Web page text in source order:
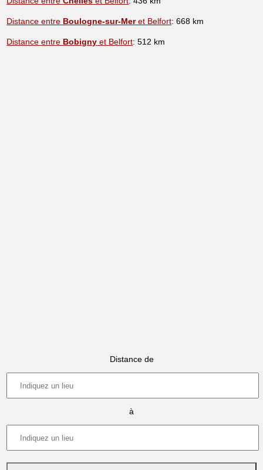
Distance entre Boulogne-sur-Meret Belfort: 668 km
Distance entre Bobigny et Belfort: 512 km
Distance de
à